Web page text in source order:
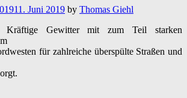
11. Juni 2019 by Thomas Giehl
Gewitter mit zum Teil starken
für zahlreiche überspülte Straßen und